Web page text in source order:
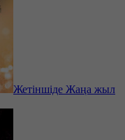
Жетіншіде Жаңа жыл